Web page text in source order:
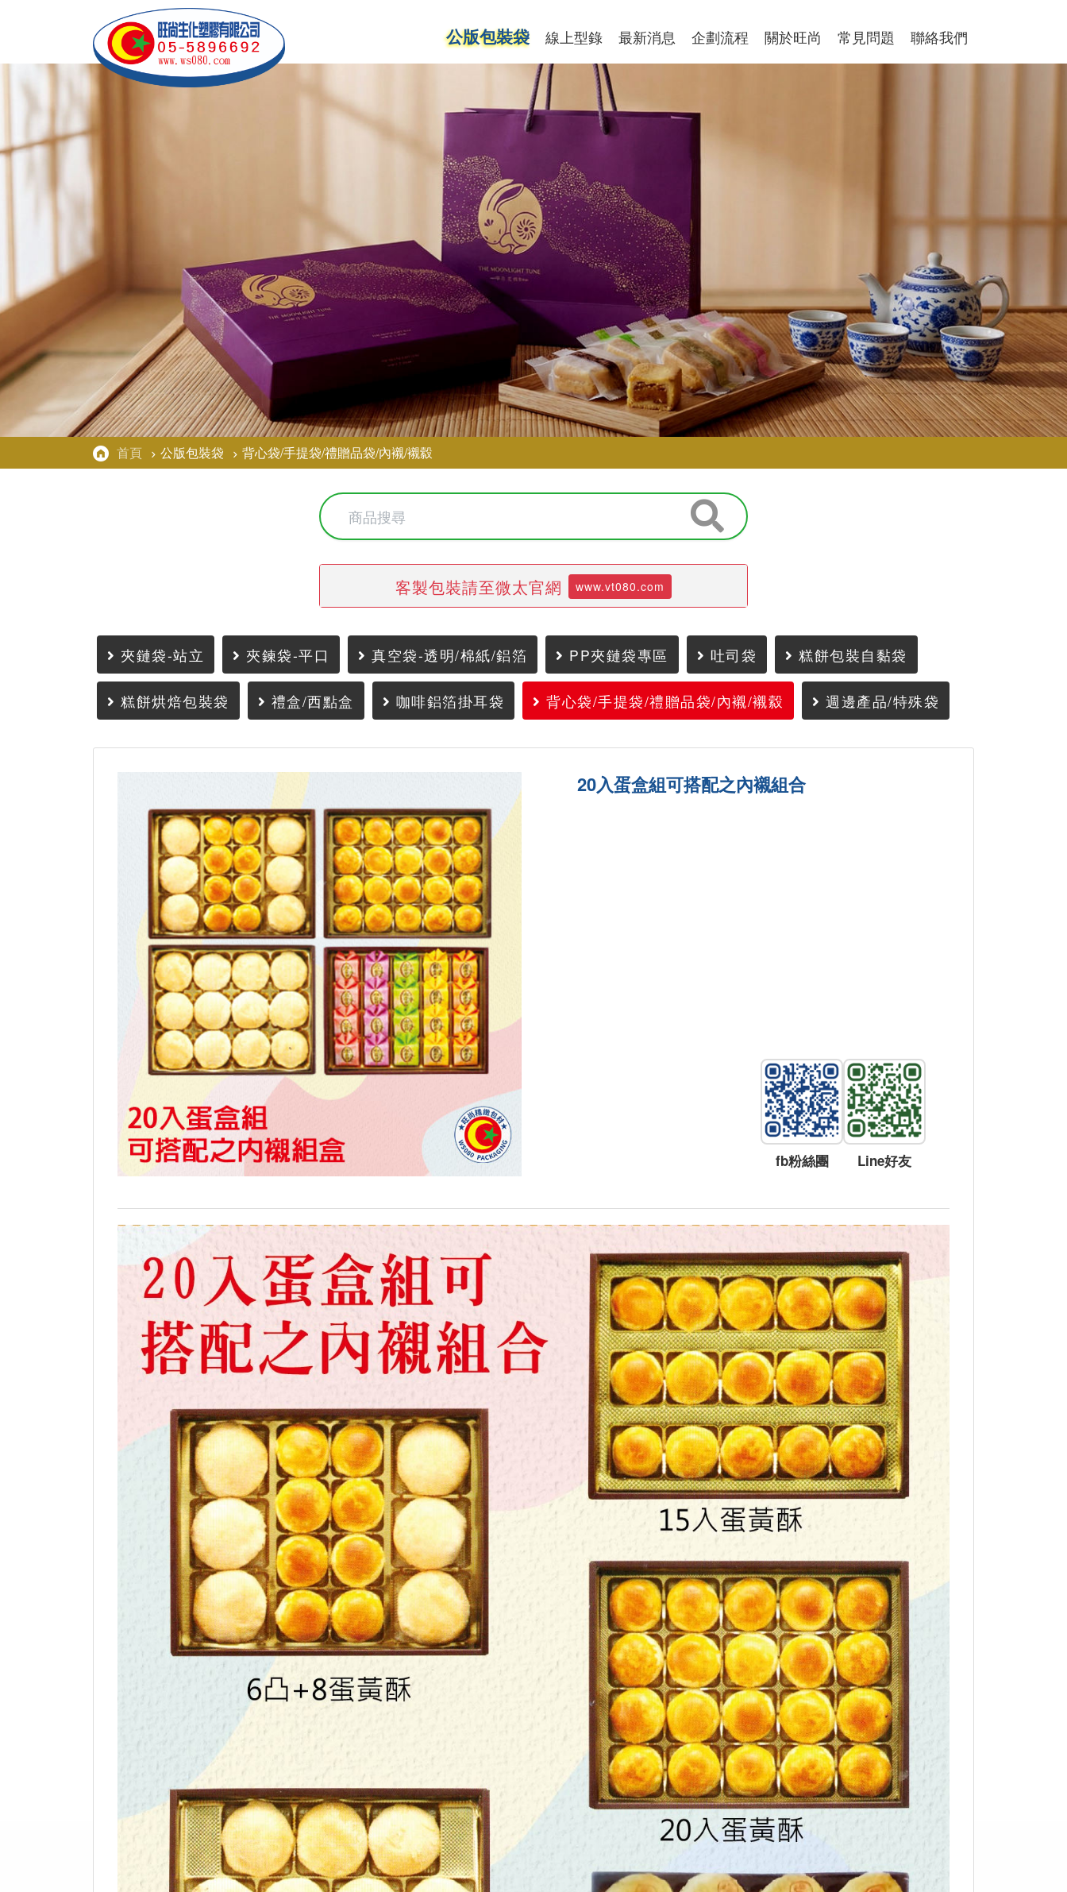
公版包裝袋 線上型錄 最新消息 企劃流程 關於旺尚 常見問題 聯絡我們
首頁 公版包裝袋 背心袋/手提袋/禮贈品袋/內襯/襯縠
客製包裝請至微太官網 www.vt080.com
夾鏈袋-站立 夾鍊袋-平口 真空袋-透明/棉紙/鋁箔 PP夾鏈袋專區 吐司袋 糕餅包裝自黏袋
糕餅烘焙包裝袋 禮盒/西點盒 咖啡鋁箔掛耳袋 背心袋/手提袋/禮贈品袋/內襯/襯縠 週邊產品/特殊袋
20入蛋盒組可搭配之內襯組合
fb粉絲團 Line好友